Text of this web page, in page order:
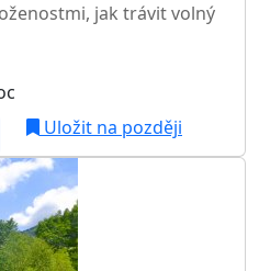
jak trávit volný
Uložit na později